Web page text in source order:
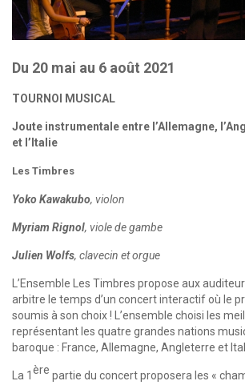
Du 20 mai au 6 août 2021
TOURNOI MUSICAL
Joute instrumentale entre l’Allemagne,
et l’Italie
Les Timbres
Yoko Kawakubo, violon
Myriam Rignol, viole de gambe
Julien Wolfs, clavecin et orgue
L’Ensemble Les Timbres propose aux
arbitre le temps d’un concert interactif où le
soumis à son choix ! L’ensemble choisi les
représentant les quatre grandes nations
baroque : France, Allemagne, Angleterre et
La 1 ère partie du concert proposera les «